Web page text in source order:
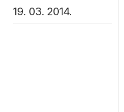
19. 03. 2014.